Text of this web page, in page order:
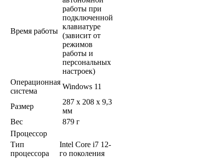
Время работы
работы при
подключенной
клавиатуре
(зависит от
режимов
работы и
персональных
настроек)
Операционная
система
Windows 11
Размер
287 x 208 x 9,3
мм
Вес
879 г
Процессор
Тип
процессора
Intel Core i7 12-
го поколения